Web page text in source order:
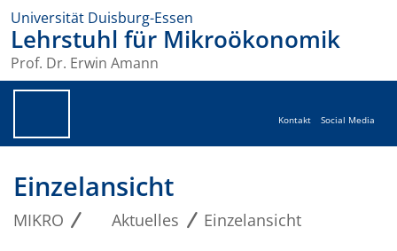
Universität Duisburg-Essen
Lehrstuhl für Mikroökonomik
Prof. Dr. Erwin Amann
Kontakt Social Media
Einzelansicht
MIKRO Aktuelles Einzelansicht